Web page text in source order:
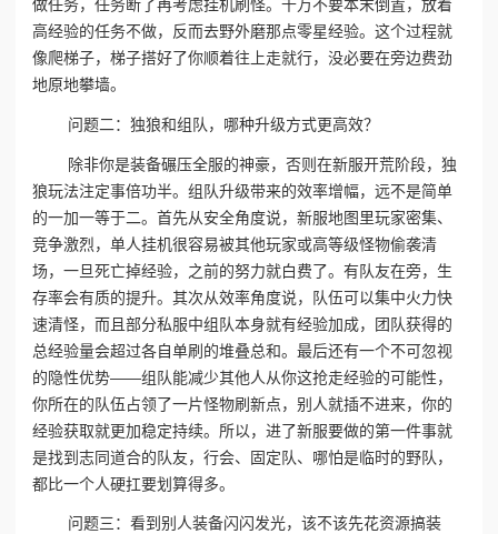
做任务，任务断了再考虑挂机刷怪。千万不要本末倒置，放着
高经验的任务不做，反而去野外磨那点零星经验。这个过程就
像爬梯子，梯子搭好了你顺着往上走就行，没必要在旁边费劲
地原地攀墙。
问题二：独狼和组队，哪种升级方式更高效？‌
除非你是装备碾压全服的神豪，否则在新服开荒阶段，独
狼玩法注定事倍功半。组队升级带来的效率增幅，远不是简单
的一加一等于二。首先从安全角度说，新服地图里玩家密集、
竞争激烈，单人挂机很容易被其他玩家或高等级怪物偷袭清
场，一旦死亡掉经验，之前的努力就白费了。有队友在旁，生
存率会有质的提升。其次从效率角度说，队伍可以集中火力快
速清怪，而且部分私服中组队本身就有经验加成，团队获得的
总经验量会超过各自单刷的堆叠总和。最后还有一个不可忽视
的隐性优势——组队能减少其他人从你这抢走经验的可能性，
你所在的队伍占领了一片怪物刷新点，别人就插不进来，你的
经验获取就更加稳定持续。所以，进了新服要做的第一件事就
是找到志同道合的队友，行会、固定队、哪怕是临时的野队，
都比一个人硬扛要划算得多。
问题三：看到别人装备闪闪发光，该不该先花资源搞装